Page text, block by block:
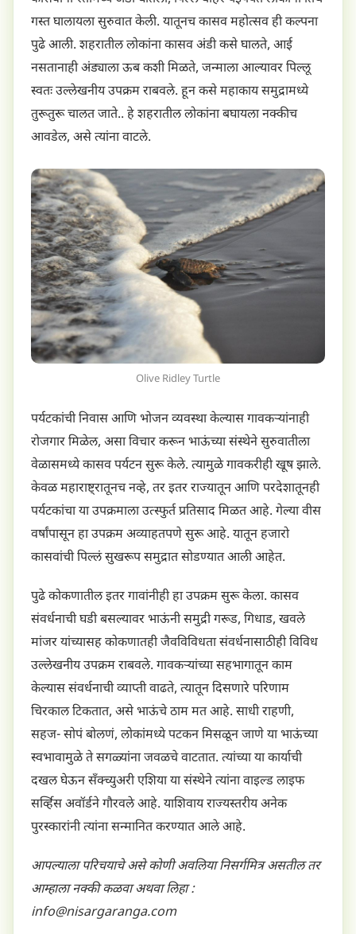
गस्त घालायला सुरुवात केली. यातूनच कासव महोत्सव ही कल्पना
पुढे आली. शहरातील लोकांना कासव अंडी कसे घालते, आई
नसतानाही अंड्याला ऊब कशी मिळते, जन्माला आल्यावर पिल्लू
स्वतः उल्लेखनीय उपक्रम राबवले. हून कसे महाकाय समुद्रामध्ये
तुरूतुरू चालत जाते.. हे शहरातील लोकांना बघायला नक्कीच
आवडेल, असे त्यांना वाटले.
Olive Ridley Turtle
पर्यटकांची निवास आणि भोजन व्यवस्था केल्यास गावकऱ्यांनाही
रोजगार मिळेल, असा विचार करून भाऊंच्या संस्थेने सुरुवातीला
वेळासमध्ये कासव पर्यटन सुरू केले. त्यामुळे गावकरीही खूष झाले.
केवळ महाराष्ट्रातूनच नव्हे, तर इतर राज्यातून आणि परदेशातूनही
पर्यटकांचा या उपक्रमाला उत्स्फुर्त प्रतिसाद मिळत आहे. गेल्या वीस
वर्षांपासून हा उपक्रम अव्याहतपणे सुरू आहे. यातून हजारो
कासवांची पिल्लं सुखरूप समुद्रात सोडण्यात आली आहेत.
पुढे कोकणातील इतर गावांनीही हा उपक्रम सुरू केला. कासव
संवर्धनाची घडी बसल्यावर भाऊंनी समुद्री गरूड, गिधाड, खवले
मांजर यांच्यासह कोकणातही जैवविविधता संवर्धनासाठीही विविध
उल्लेखनीय उपक्रम राबवले. गावकऱ्यांच्या सहभागातून काम
केल्यास संवर्धनाची व्याप्ती वाढते, त्यातून दिसणारे परिणाम
चिरकाल टिकतात, असे भाऊंचे ठाम मत आहे. साधी राहणी,
सहज- सोपं बोलणं, लोकांमध्ये पटकन मिसळून जाणे या भाऊंच्या
स्वभावामुळे ते सगळ्यांना जवळचे वाटतात. त्यांच्या या कार्याची
दखल घेऊन सँक्च्युअरी एशिया या संस्थेने त्यांना वाइल्ड लाइफ
सर्व्हिस अवॉर्डने गौरवले आहे. याशिवाय राज्यस्तरीय अनेक
पुरस्कारांनी त्यांना सन्मानित करण्यात आले आहे.
आपल्याला परिचयाचे असे कोणी अवलिया निसर्गमित्र असतील तर
आम्हाला नक्की कळवा अथवा लिहा :
info@nisargaranga.com